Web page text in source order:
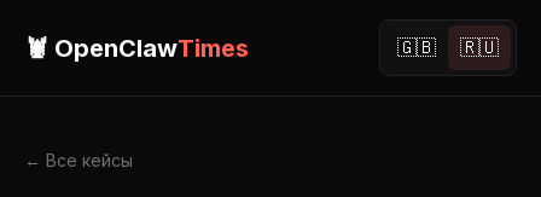
🦞 OpenClawTimes 🇬🇧 🇷🇺
← Все кейсы